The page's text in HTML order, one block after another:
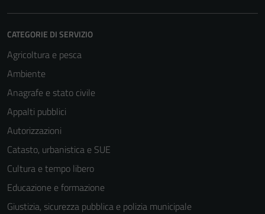
CATEGORIE DI SERVIZIO
Agricoltura e pesca
Ambiente
Anagrafe e stato civile
Appalti pubblici
Autorizzazioni
Catasto, urbanistica e SUE
Cultura e tempo libero
Educazione e formazione
Giustizia, sicurezza pubblica e polizia municipale